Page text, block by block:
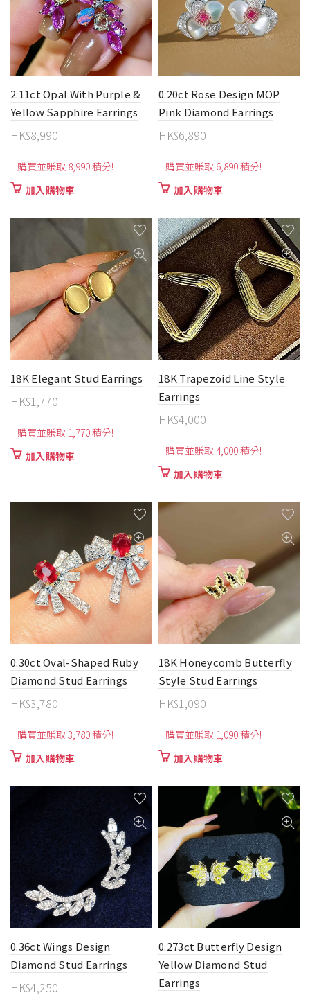
2.11ct Opal With Purple &
Yellow Sapphire Earrings
HK$8,990
購買並賺取 8,990 積分!
加入購物車
0.20ct Rose Design MOP
Pink Diamond Earrings
HK$6,890
購買並賺取 6,890 積分!
加入購物車
18K Elegant Stud Earrings
HK$1,770
購買並賺取 1,770 積分!
加入購物車
18K Trapezoid Line Style
Earrings
HK$4,000
購買並賺取 4,000 積分!
加入購物車
0.30ct Oval-Shaped Ruby
Diamond Stud Earrings
HK$3,780
購買並賺取 3,780 積分!
加入購物車
18K Honeycomb Butterfly
Style Stud Earrings
HK$1,090
購買並賺取 1,090 積分!
加入購物車
0.36ct Wings Design
Diamond Stud Earrings
HK$4,250
0.273ct Butterfly Design
Yellow Diamond Stud
Earrings